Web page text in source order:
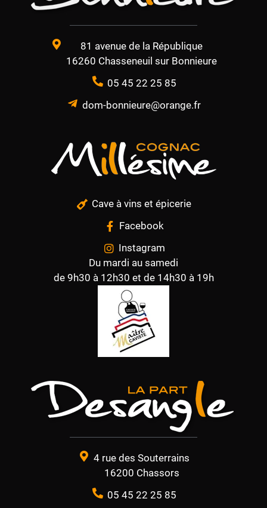
81 avenue de la République
16260 Chasseneuil sur Bonnieure
05 45 22 25 85
dom-bonnieure@orange.fr
Cave à vins et épicerie
Facebook
Instagram
Du mardi au samedi
de 9h30 à 12h30 et de 14h30 à 19h
4 rue des Souterrains
16200 Chassors
05 45 22 25 85